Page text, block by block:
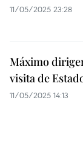
11/05/2025 23:28
Máximo
visita de
11/05/2025 14:13